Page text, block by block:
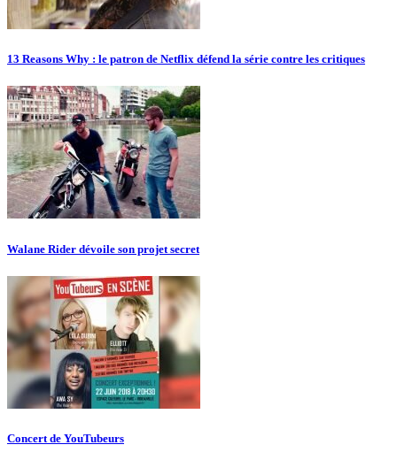
13 Reasons Why : le patron de Netflix défend la série contre les critiques
Walane Rider dévoile son projet secret
Concert de YouTubeurs